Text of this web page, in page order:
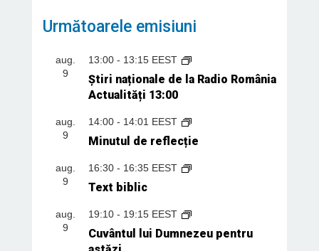
Următoarele emisiuni
aug.
9
13:00- 13:15 EEST
Știri naționale de la Radio România
Actualități 13:00
aug.
9
14:00- 14:01 EEST
Minutul de reflecție
aug.
9
16:30- 16:35 EEST
Text biblic
aug.
9
19:10- 19:15 EEST
Cuvântul lui Dumnezeu pentru